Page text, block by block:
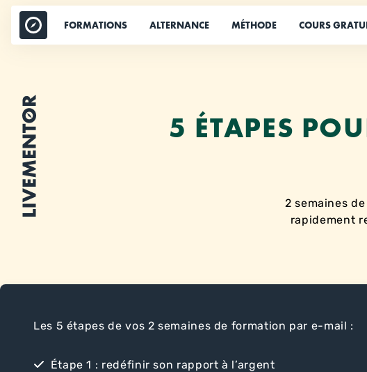
Aller
contenu
FORMATIONS ALTERNANCE MÉTHODE COURS
5 ÉTAPES
2 semaines
rapidement
Les 5 étapes de vos 2 semaines de formation par e-mail :
Étape 1 : redéfinir son rapport à l’argent